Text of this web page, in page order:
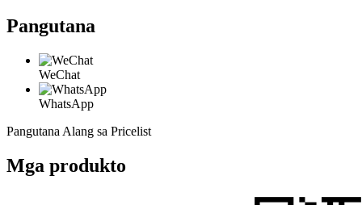
Pangutana
WeChat
WhatsApp
Pangutana Alang sa Pricelist
Mga produkto